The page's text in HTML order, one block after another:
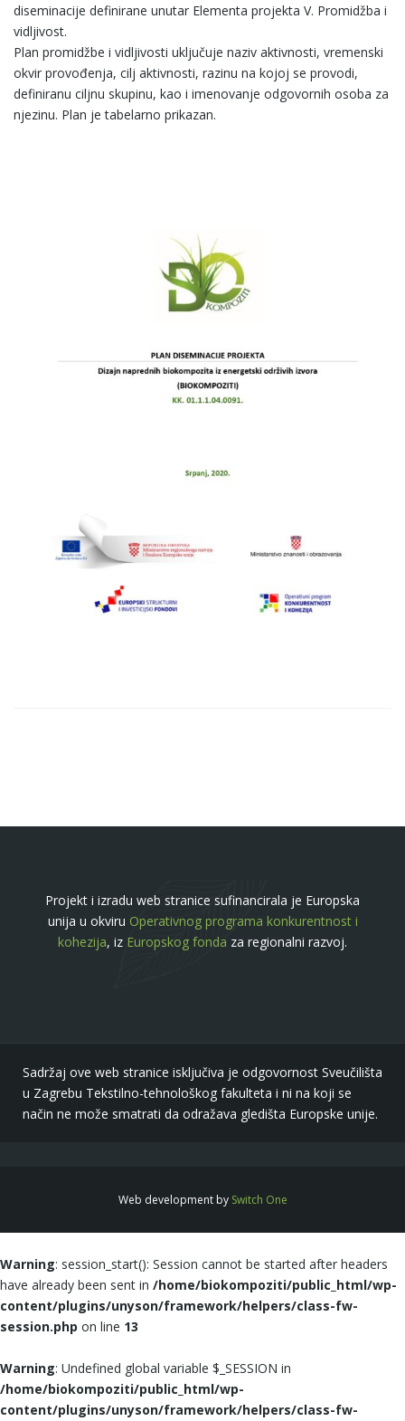
diseminacije definirane unutar Elementa projekta V. Promidžba i
vidljivost.
Plan promidžbe i vidljivosti uključuje naziv aktivnosti, vremenski
okvir provođenja, cilj aktivnosti, razinu na kojoj se provodi,
definiranu ciljnu skupinu, kao i imenovanje odgovornih osoba za
njezinu. Plan je tabelarno prikazan.
Projekt i izradu web stranice sufinancirala je Europska
unija u okviru Operativnog programa konkurentnost i
kohezija, iz Europskog fonda za regionalni razvoj.
Sadržaj ove web stranice isključiva je odgovornost Sveučilišta
u Zagrebu Tekstilno-tehnološkog fakulteta i ni na koji se
način ne može smatrati da odražava gledišta Europske unije.
Web development by Switch One
Warning: session_start(): Session cannot be started after headers
have already been sent in /home/biokompoziti/public_html/wp-
content/plugins/unyson/framework/helpers/class-fw-
session.php on line 13
Warning: Undefined global variable $_SESSION in
/home/biokompoziti/public_html/wp-
content/plugins/unyson/framework/helpers/class-fw-